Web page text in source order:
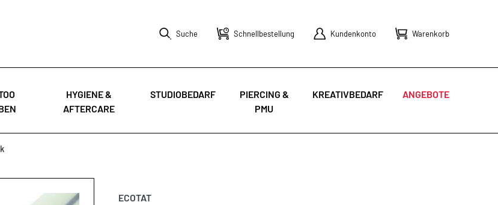
Suche Schnellbestellung Kundenkonto Warenkorb
HYGIENE &
AFTERCARE
STUDIOBEDARF
PIERCING &
PMU
KREATIVBEDARF ANGEBOTE
ECOTAT